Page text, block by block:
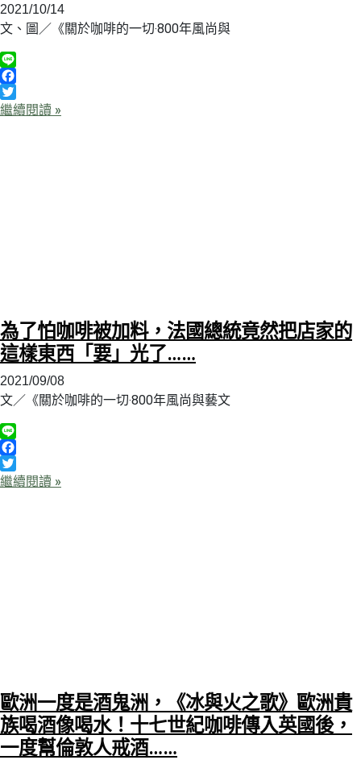
2021/10/14
文、圖／《關於咖啡的一切‧800年風尚與
Line
Facebook
Twitter
繼續閱讀 »
為了怕咖啡被加料，法國總統竟然把店家的
這樣東西「要」光了……
2021/09/08
文／《關於咖啡的一切‧800年風尚與藝文
Line
Facebook
Twitter
繼續閱讀 »
歐洲一度是酒鬼洲，《冰與火之歌》歐洲貴
族喝酒像喝水！十七世紀咖啡傳入英國後，
一度幫倫敦人戒酒……